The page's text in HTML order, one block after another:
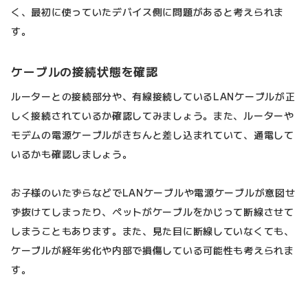
く、最初に使っていたデバイス側に問題があると考えられま
す。
ケーブルの接続状態を確認
ルーターとの接続部分や、有線接続しているLANケーブルが正
しく接続されているか確認してみましょう。また、ルーターや
モデムの電源ケーブルがきちんと差し込まれていて、通電して
いるかも確認しましょう。
お子様のいたずらなどでLANケーブルや電源ケーブルが意図せ
ず抜けてしまったり、ペットがケーブルをかじって断線させて
しまうこともあります。また、見た目に断線していなくても、
ケーブルが経年劣化や内部で損傷している可能性も考えられま
す。